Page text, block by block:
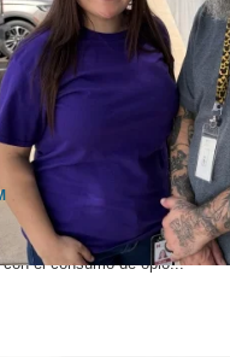
más muertes
acercarán información y
el consumo de opio...